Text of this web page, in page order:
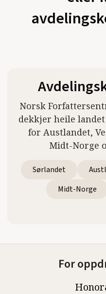
Norsk
dekkjer heile
for Austlandet,
Midt-Norge
Sørlandet
Midt-Norge
For